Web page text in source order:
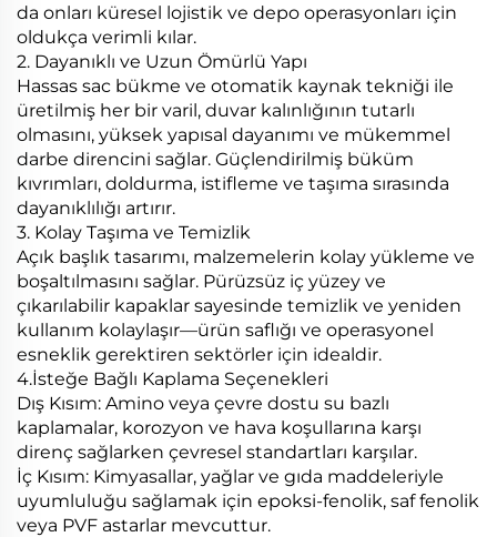
da onları küresel lojistik ve depo operasyonları için
oldukça verimli kılar.
2. Dayanıklı ve Uzun Ömürlü Yapı
Hassas sac bükme ve otomatik kaynak tekniği ile
üretilmiş her bir varil, duvar kalınlığının tutarlı
olmasını, yüksek yapısal dayanımı ve mükemmel
darbe direncini sağlar. Güçlendirilmiş büküm
kıvrımları, doldurma, istifleme ve taşıma sırasında
dayanıklılığı artırır.
3. Kolay Taşıma ve Temizlik
Açık başlık tasarımı, malzemelerin kolay yükleme ve
boşaltılmasını sağlar. Pürüzsüz iç yüzey ve
çıkarılabilir kapaklar sayesinde temizlik ve yeniden
kullanım kolaylaşır—ürün saflığı ve operasyonel
esneklik gerektiren sektörler için idealdir.
4.İsteğe Bağlı Kaplama Seçenekleri
Dış Kısım: Amino veya çevre dostu su bazlı
kaplamalar, korozyon ve hava koşullarına karşı
direnç sağlarken çevresel standartları karşılar.
İç Kısım: Kimyasallar, yağlar ve gıda maddeleriyle
uyumluluğu sağlamak için epoksi-fenolik, saf fenolik
veya PVF astarlar mevcuttur.